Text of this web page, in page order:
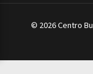
© 2026 Centro